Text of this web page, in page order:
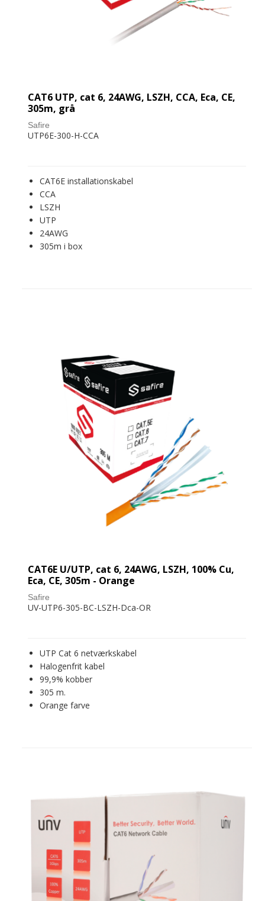
CAT6 UTP, cat 6, 24AWG, LSZH, CCA, Eca, CE,
305m, grå
Safire
UTP6E-300-H-CCA
CAT6E installationskabel
CCA
LSZH
UTP
24AWG
305m i box
CAT6E U/UTP, cat 6, 24AWG, LSZH, 100% Cu,
Eca, CE, 305m - Orange
Safire
UV-UTP6-305-BC-LSZH-Dca-OR
UTP Cat 6 netværkskabel
Halogenfrit kabel
99,9% kobber
305 m.
Orange farve